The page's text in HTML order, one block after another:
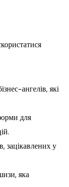
ангелів, які
для
зацікавлених у
яка